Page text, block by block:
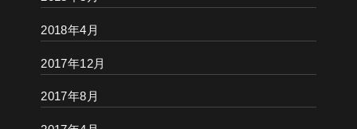
2018年4月
2017年12月
2017年8月